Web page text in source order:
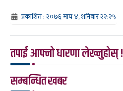
प्रकाशित : २०७६ माघ ४, शनिबार २२:२५
तपाई आफ्नो धारणा लेख्नुहोस् !
सम्बन्धित खबर